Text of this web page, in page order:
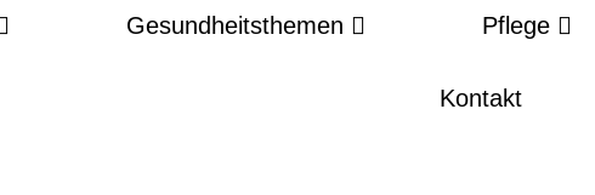
Gesundheitsthemen Pflege
Kontakt